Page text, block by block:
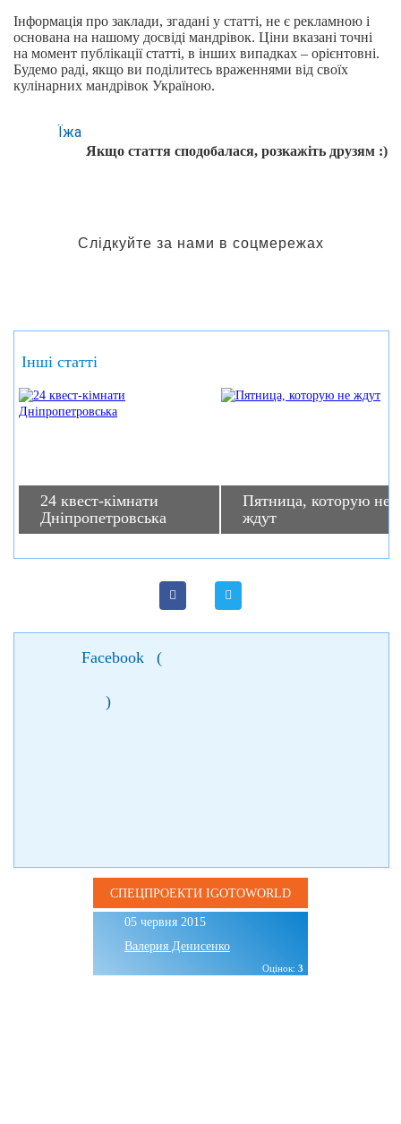
Інформація про заклади, згадані у статті, не є рекламною і
основана на нашому досвіді мандрівок. Ціни вказані точні
на момент публікації статті, в інших випадках – орієнтовні.
Будемо раді, якщо ви поділитесь враженнями від своїх
кулінарних мандрівок Україною.
Їжа
Якщо стаття сподобалася, розкажіть друзям :)
Слідкуйте за нами в соцмережах
Інші статті
24 квест-кімнати
Дніпропетровська
Пятница, которую не
ждут
Facebook (
)
СПЕЦПРОЕКТИ IGOTOWORLD
05 червня 2015
Валерия Денисенко
Оцінок: 3